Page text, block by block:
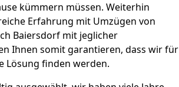
kümmern müssen. Weiterhin
Erfahrung mit Umzügen von
Baiersdorf mit jeglicher
Ihnen somit garantieren, dass wir für
Lösung finden werden.